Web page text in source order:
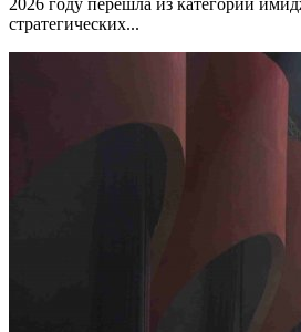
2026 году перешла из категории
стратегических...